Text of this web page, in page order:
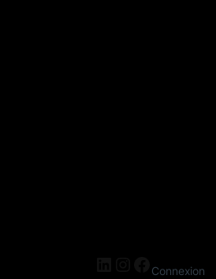
LinkedIn
Instagram
Connexion